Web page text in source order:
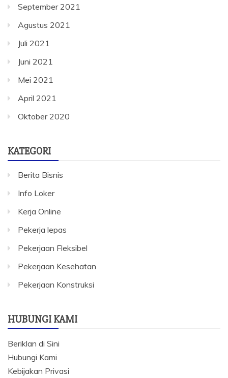
September 2021
Agustus 2021
Juli 2021
Juni 2021
Mei 2021
April 2021
Oktober 2020
KATEGORI
Berita Bisnis
Info Loker
Kerja Online
Pekerja lepas
Pekerjaan Fleksibel
Pekerjaan Kesehatan
Pekerjaan Konstruksi
HUBUNGI KAMI
Beriklan di Sini
Hubungi Kami
Kebijakan Privasi